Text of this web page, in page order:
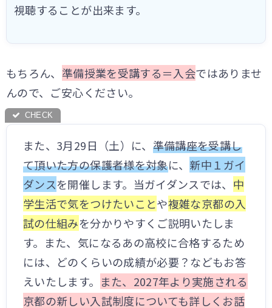
視聴することが出来ます。
もちろん、 準備授業を受講する＝入会ではありませ
んので、ご安心ください。
また、3月29日（土）に、 準備講座を受講し
て頂いた方の保護者様を対象に、 新中１ガイ
ダンスを開催します。当ガイダンスでは、 中
学生活で気をつけたいことや複雑な京都の入
試の仕組みを分かりやすくご説明いたしま
す。また、気になるあの高校に合格するため
には、どのくらいの成績が必要？などもお答
えいたします。 また、2027年より実施される
京都の新しい入試制度についても詳しくお話